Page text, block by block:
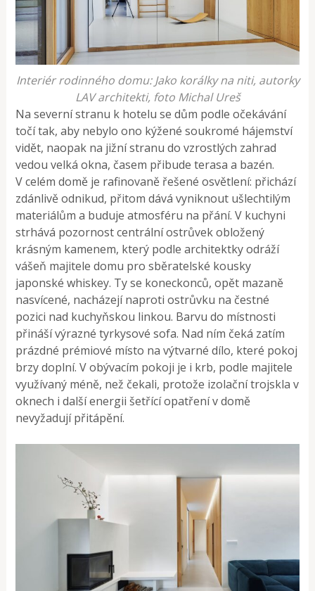
Interiér rodinného domu: Jako korálky na niti, autorky
LAV architekti, foto Michal Ureš
Na severní stranu k hotelu se dům podle očekávání
točí tak, aby nebylo ono kýžené soukromé hájemství
vidět, naopak na jižní stranu do vzrostlých zahrad
vedou velká okna, časem přibude terasa a bazén.
V celém domě je rafinovaně řešené osvětlení: přichází
zdánlivě odnikud, přitom dává vyniknout ušlechtilým
materiálům a buduje atmosféru na přání. V kuchyni
strhává pozornost centrální ostrůvek obložený
krásným kamenem, který podle architektky odráží
vášeň majitele domu pro sběratelské kousky
japonské whiskey. Ty se koneckonců, opět mazaně
nasvícené, nacházejí naproti ostrůvku na čestné
pozici nad kuchyňskou linkou. Barvu do místnosti
přináší výrazné tyrkysové sofa. Nad ním čeká zatím
prázdné prémiové místo na výtvarné dílo, které pokoj
brzy doplní. V obývacím pokoji je i krb, podle majitele
využívaný méně, než čekali, protože izolační trojskla v
oknech i další energii šetřící opatření v domě
nevyžadují přitápění.